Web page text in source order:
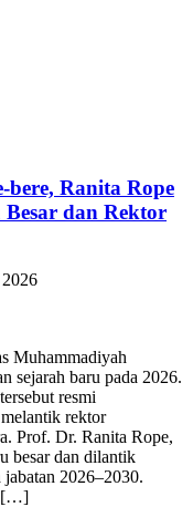
bere, Ranita Rope
dan Rektor
Muhammadiyah
sejarah baru pada 2026.
resmi
rektor
Prof. Dr. Ranita Rope,
besar dan dilantik
2026–2030.
[…]